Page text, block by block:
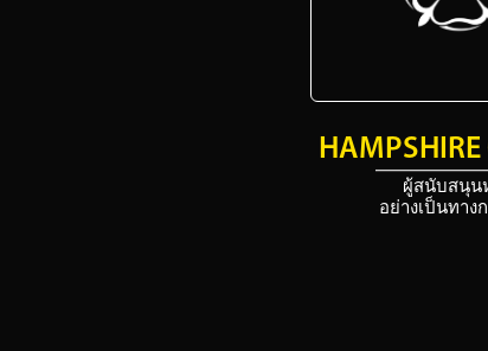
HAMPSHIRE
ผู้สนับสนุน
อย่างเป็นทาง